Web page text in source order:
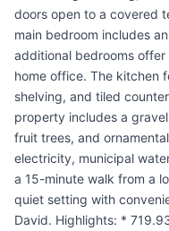
doors open to a covered
main bedroom includes
additional bedrooms
home office. The kitchen
shelving, and tiled
property includes a
fruit trees, and
electricity, municipal
a 15-minute walk from a
quiet setting with
David. Highlights: *